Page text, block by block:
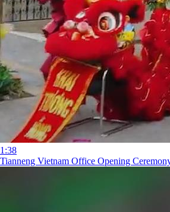
1:38
Tianneng Vietnam Office Opening